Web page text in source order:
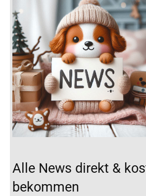
Alle News direkt &
bekommen